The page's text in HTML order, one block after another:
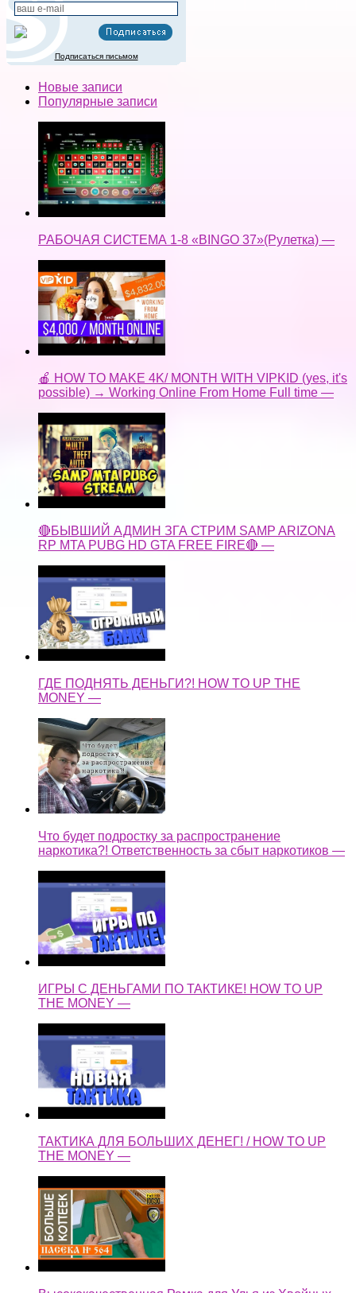
Подписаться письмом
Новые записи
Популярные записи
РАБОЧАЯ СИСТЕМА 1-8 «BINGO 37»(Рулетка) —
🍎 HOW TO MAKE 4K/ MONTH WITH VIPKID (yes, it's
possible) → Working Online From Home Full time —
🔴БЫВШИЙ АДМИН ЗГА СТРИМ SAMP ARIZONA
RP MTA PUBG HD GTA FREE FIRE🔴 —
ГДЕ ПОДНЯТЬ ДЕНЬГИ?! HOW TO UP THE
MONEY —
Что будет подростку за распространение
наркотика?! Ответственность за сбыт наркотиков —
ИГРЫ С ДЕНЬГАМИ ПО ТАКТИКЕ! HOW TO UP
THE MONEY —
ТАКТИКА ДЛЯ БОЛЬШИХ ДЕНЕГ! / HOW TO UP
THE MONEY —